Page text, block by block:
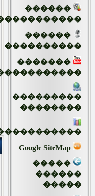
������
������
����������
�������
���������
��������
�����
������
�����